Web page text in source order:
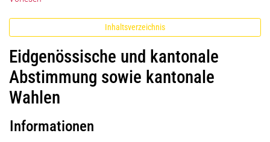
Inhaltsverzeichnis
Eidgenössische und kantonale
Abstimmung sowie kantonale
Wahlen
Informationen